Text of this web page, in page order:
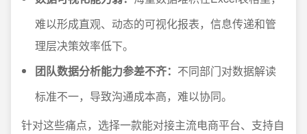
难以形成直观、动态的可视化报表，信息传递和管
理层决策效率低下。
团队数据分析能力参差不齐： 不同部门对数据解读
标准不一，导致沟通成本高，难以协同。
针对这些痛点，选择一款能对接主流电商平台、支持自